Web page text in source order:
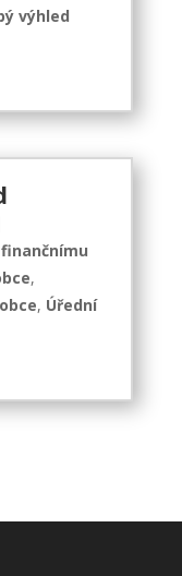
výhled
,
, Úřední